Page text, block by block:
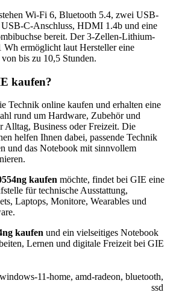
Wi-Fi 6, Bluetooth 5.4, zwei USB-
C-Anschluss, HDMI 1.4b und eine
bereit. Der 3-Zellen-Lithium-
ermöglicht laut Hersteller eine
bis zu 10,5 Stunden.
kaufen?
Technik online kaufen und erhalten eine
rund um Hardware, Zubehör und
Alltag, Business oder Freizeit. Die
helfen Ihnen dabei, passende Technik
und das Notebook mit sinnvollem
kaufen möchte, findet bei GIE eine
für technische Ausstattung,
Laptops, Monitore, Wearables und
kaufen und ein vielseitiges Notebook
Lernen und digitale Freizeit bei GIE
windows-11-home, amd-radeon, bluetooth,
ssd